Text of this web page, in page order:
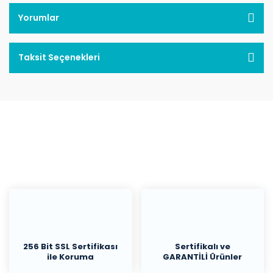
Yorumlar
Taksit Seçenekleri
256 Bit SSL Sertifikası
ile Koruma
Sertifikalı ve
GARANTİLİ Ürünler